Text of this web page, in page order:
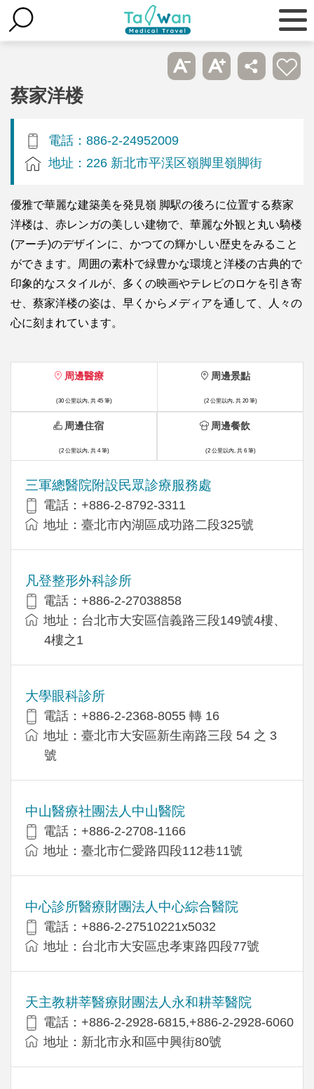
蔡家洋楼
電話：886-2-24952009
地址：226 新北市平渓区嶺脚里嶺脚街
優雅で華麗な建築美を発見嶺 脚駅の後ろに位置する蔡家
洋楼は、赤レンガの美しい建物で、華麗な外観と丸い騎楼
(アーチ)のデザインに、かつての輝かしい歴史をみること
ができます。周囲の素朴で緑豊かな環境と洋楼の古典的で
印象的なスタイルが、多くの映画やテレビのロケを引き寄
せ、蔡家洋楼の姿は、早くからメディアを通して、人々の
心に刻まれています。
周邊醫療
(30 公里以內, 共 45 筆)
三軍總醫院附設民眾診療服務處
電話：+886-2-8792-3311
地址：臺北市內湖區成功路二段325號
凡登整形外科診所
電話：+886-2-27038858
地址：台北市大安區信義路三段149號4樓、
4樓之1
大學眼科診所
電話：+886-2-2368-8055 轉 16
地址：臺北市大安區新生南路三段 54 之 3
號
中山醫療社團法人中山醫院
電話：+886-2-2708-1166
地址：臺北市仁愛路四段112巷11號
中心診所醫療財團法人中心綜合醫院
電話：+886-2-27510221x5032
地址：台北市大安區忠孝東路四段77號
天主教耕莘醫療財團法人永和耕莘醫院
電話：+886-2-2928-6815,+886-2-2928-6060
地址：新北市永和區中興街80號
周邊景點
(2 公里以內, 共 20 筆)
周邊住宿
(2 公里以內, 共 4 筆)
周邊餐飲
(2 公里以內, 共 6 筆)